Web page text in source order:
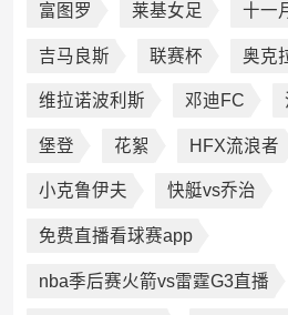
富图罗 莱基女足 十一
吉马良斯 联赛杯 奥克
维拉诺波利斯 邓迪FC
堡登 花絮 HFX流浪者
小克鲁伊夫 快艇vs乔治
免费直播看球赛app
nba季后赛火箭vs雷霆G3直播